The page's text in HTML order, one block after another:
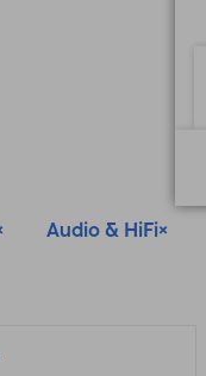
Audio & HiFi